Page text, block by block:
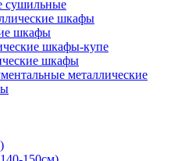
сушильные
шкафы
шкафы
шкафы-купе
шкафы
металлические